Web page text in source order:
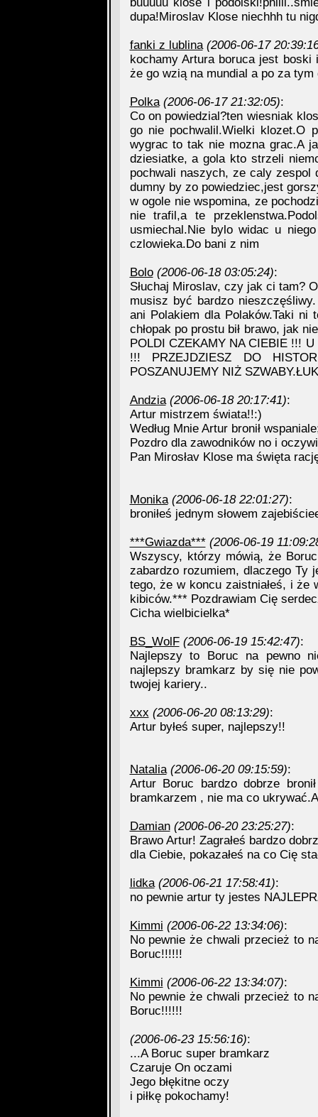
dupa!Miroslav Klose niechhh tu
fanki z lublina (2006-06-17
kochamy Artura boruca jest
że go wzią na mundial a po za
Polka (2006-06-17 21:32:05):
Co on powiedzial?ten wiesniak
go nie pochwalil.Wielki klozet.O
wygrac to tak nie mozna grac.A
dziesiatke, a gola kto strzeli
pochwali naszych, ze caly
dumny by zo powiedziec,jest
w ogole nie wspomina, ze
nie trafil,a te
usmiechal.Nie bylo widac u
czlowieka.Do bani z nim
Bolo (2006-06-18 03:05:24):
Słuchaj Miroslav, czy jak ci tam?
musisz być bardzo
ani Polakiem dla Polaków.Taki ni
chłopak po prostu bił brawo, jak
POLDI CZEKAMY NA CIEBIE !!!
!!! PRZEJDZIESZ DO
POSZANUJEMY NIŻ
Andzia (2006-06-18 20:17:41):
Artur mistrzem świata!!:)
Według Mnie Artur bronił
Pozdro dla zawodników no i
Pan Mirosłav Klose ma święta
Monika (2006-06-18 22:01:27):
broniłeś jednym słowem
***Gwiazda*** (2006-06-19
Wszyscy, którzy mówią, że
zabardzo rozumiem, dlaczego Ty
tego, że w koncu zaistniałeś, i
kibiców.*** Pozdrawiam Cię
Cicha wielbicielka*
BS_WolF (2006-06-19 15:42:47):
Najlepszy to Boruc na pewno
najlepszy bramkarz by się nie
twojej kariery..
xxx (2006-06-20 08:13:29):
Artur byłeś super, najlepszy!!
Natalia (2006-06-20 09:15:59):
Artur Boruc bardzo dobrze
bramkarzem , nie ma co
Damian (2006-06-20 23:25:27):
Brawo Artur! Zagrałeś bardzo
dla Ciebie, pokazałeś na co Cię
lidka (2006-06-21 17:58:41):
no pewnie artur ty jestes
Kimmi (2006-06-22 13:34:06):
No pewnie że chwali przecież to
Boruc!!!!!!
Kimmi (2006-06-22 13:34:07):
No pewnie że chwali przecież to
Boruc!!!!!!
(2006-06-23 15:56:16):
...A Boruc super bramkarz
Czaruje On oczami
Jego błękitne oczy
i piłkę pokochamy!